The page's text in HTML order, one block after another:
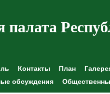
палата
Контакты План
обсуждения